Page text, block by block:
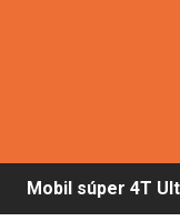
4T Ultímate -